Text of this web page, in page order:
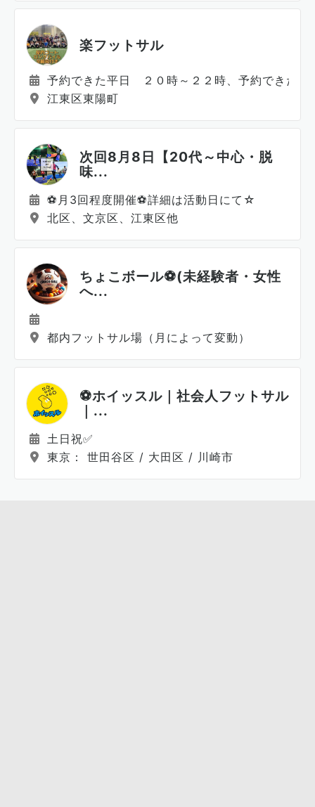
楽フットサル
予約できた平日 ２０時～２２時、予約できた
江東区東陽町
次回8月8日【20代～中心・脱
味...
⚽️月3回程度開催⚽️詳細は活動日にて☆
北区、文京区、江東区他
ちょこボール⚽️(未経験者・女性
へ...
都内フットサル場（月によって変動）
⚽️ホイッスル｜社会人フットサル
｜...
土日祝✅
東京： 世田谷区 / 大田区 / 川崎市